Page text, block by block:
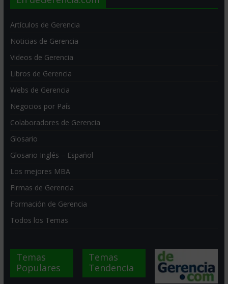
Artículos de Gerencia
Noticias de Gerencia
Videos de Gerencia
Libros de Gerencia
Webs de Gerencia
Negocios por País
Colaboradores de Gerencia
Glosario
Glosario Inglés – Español
Los mejores MBA
Firmas de Gerencia
Formación de Gerencia
Todos los Temas
Temas
Populares
Temas
Tendencia